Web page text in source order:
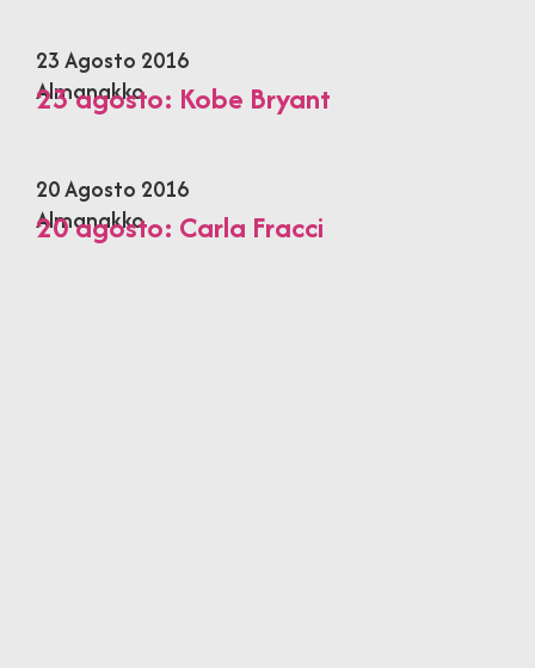
23 Agosto 2016
Almanakko
23 agosto: Kobe Bryant
20 Agosto 2016
Almanakko
20 agosto: Carla Fracci